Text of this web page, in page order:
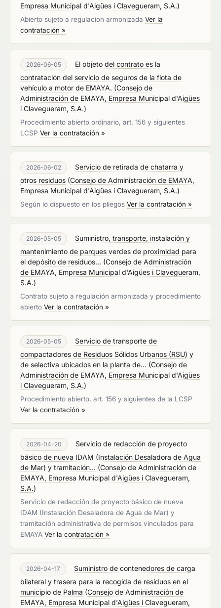
Empresa Municipal d'Aigües i Clavegueram, S.A.)
Abierto sujeto a regulacion armonizada Ver la
contratación »
2026-06-05
El objeto del contrato es la
contratación del servicio de seguros de la flota de
vehículo a motor de EMAYA. (Consejo de
Administración de EMAYA, Empresa Municipal d'Aigües
i Clavegueram, S.A.)
Procedimiento abierto ordinario, art. 156 y siguientes
LCSP Ver la contratación »
2026-06-02
Servicio de retirada de chatarra y
otros residuos (Consejo de Administración de EMAYA,
Empresa Municipal d'Aigües i Clavegueram, S.A.)
Según lo dispuesto en los pliegos Ver la contratación »
2026-05-05
Suministro, transporte, instalación y
mantenimiento de parques verdes de proximidad para
el depósito de residuos... (Consejo de Administración
de EMAYA, Empresa Municipal d'Aigües i Clavegueram,
S.A.)
Contrato sujeto a regulación armonizada y procedimiento
abierto Ver la contratación »
2026-05-05
Servicio de transporte de
compactadores de Residuos Sólidos Urbanos (RSU) y
de selectiva ubicados en la planta de... (Consejo de
Administración de EMAYA, Empresa Municipal d'Aigües
i Clavegueram, S.A.)
Procedimiento abierto, art. 156 y siguientes de la LCSP
Ver la contratación »
2026-04-20
Servicio de redacción de proyecto
básico de nueva IDAM (Instalación Desaladora de Agua
de Mar) y tramitación... (Consejo de Administración de
EMAYA, Empresa Municipal d'Aigües i Clavegueram,
S.A.)
Servicio de redacción de proyecto básico de nueva
IDAM (Instalación Desaladora de Agua de Mar) y
tramitación administrativa de permisos vinculados para
EMAYA Ver la contratación »
2026-04-17
Suministro de contenedores de carga
bilateral y trasera para la recogida de residuos en el
municipio de Palma (Consejo de Administración de
EMAYA, Empresa Municipal d'Aigües i Clavegueram,